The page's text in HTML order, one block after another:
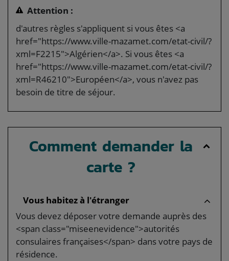
Attention :
d'autres règles s'appliquent si vous êtes <a
href="https://www.ville-mazamet.com/etat-civil/?
xml=F2215">Algérien</a>. Si vous êtes <a
href="https://www.ville-mazamet.com/etat-civil/?
xml=R46210">Européen</a>, vous n'avez pas
besoin de titre de séjour.
Comment demander la
carte ?
Vous habitez à l'étranger
Vous devez déposer votre demande auprès des
<span class="miseenevidence">autorités
consulaires françaises</span> dans votre pays de
résidence.